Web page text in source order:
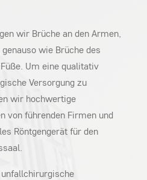
wir Brüche an den Armen,
genauso wie Brüche des
Um eine qualitativ
Versorgung zu
wir hochwertige
von führenden Firmen und
Röntgengerät für den